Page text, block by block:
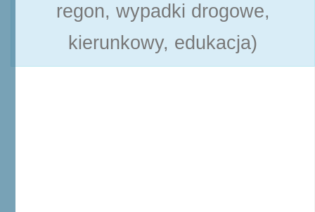
regon, wypadki drogowe,
kierunkowy, edukacja)